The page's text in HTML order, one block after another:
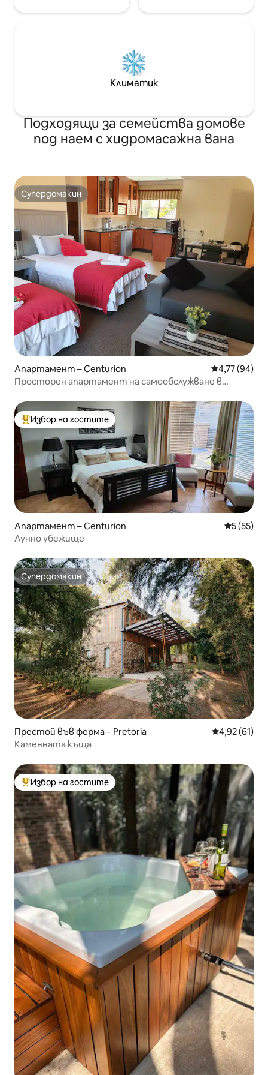
Климатик
Подходящи за семейства домове
под наем с хидромасажна вана
Супердомакин
Супердомакин
Апартамент – Centurion Средна
4,77 (94)
Просторен апартамент на самообслужване в
Най-популярен избор на гостите
Избор на гостите
Апартамент – Centurion Средна
5 (55)
Лунно убежище
Супердомакин
Супердомакин
Престой във ферма – Pretoria Средна
4,92 (61)
Каменната къща
Най-популярен избор на гостите
Избор на гостите